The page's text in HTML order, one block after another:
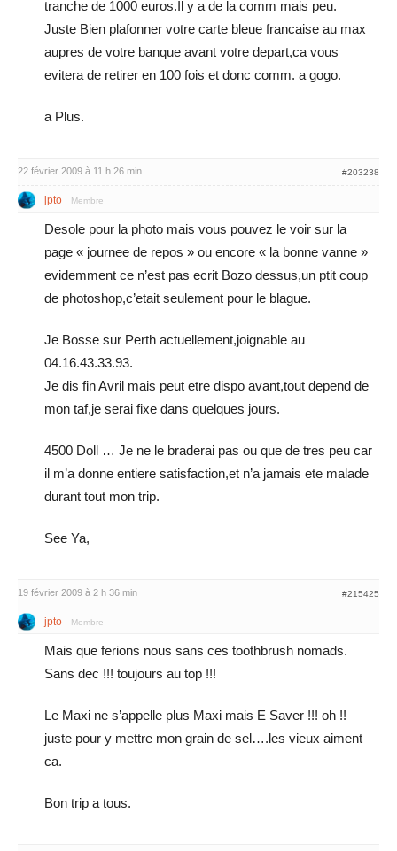
tranche de 1000 euros.Il y a de la comm mais peu.
Juste Bien plafonner votre carte bleue francaise au max
aupres de votre banque avant votre depart,ca vous
evitera de retirer en 100 fois et donc comm. a gogo.
a Plus.
22 février 2009 à 11 h 26 min #203238
jpto Membre
Desole pour la photo mais vous pouvez le voir sur la
page « journee de repos » ou encore « la bonne vanne »
evidemment ce n’est pas ecrit Bozo dessus,un ptit coup
de photoshop,c’etait seulement pour le blague.
Je Bosse sur Perth actuellement,joignable au
04.16.43.33.93.
Je dis fin Avril mais peut etre dispo avant,tout depend de
mon taf,je serai fixe dans quelques jours.
4500 Doll … Je ne le braderai pas ou que de tres peu car
il m’a donne entiere satisfaction,et n’a jamais ete malade
durant tout mon trip.
See Ya,
19 février 2009 à 2 h 36 min #215425
jpto Membre
Mais que ferions nous sans ces toothbrush nomads.
Sans dec !!! toujours au top !!!
Le Maxi ne s’appelle plus Maxi mais E Saver !!! oh !!
juste pour y mettre mon grain de sel….les vieux aiment
ca.
Bon trip a tous.